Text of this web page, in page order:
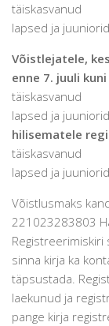
täiskasvanud
lapsed ja
Võistlejatele,
enne 7. juuli
täiskasvanud
lapsed ja
hilisematele
täiskasvanud
lapsed ja
Võistlusmaks
221023283803
Registreerimiskiri
sinna kirja ka
täpsustada.
laekunud ja
pange kirja